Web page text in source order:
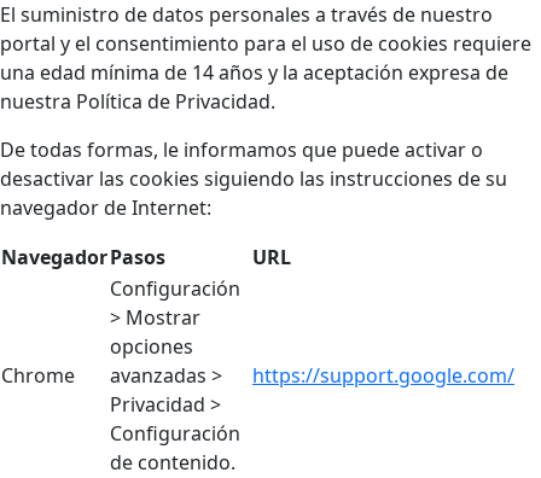
El suministro de datos personales a través de nuestro
portal y el consentimiento para el uso de cookies requiere
una edad mínima de 14 años y la aceptación expresa de
nuestra Política de Privacidad.
De todas formas, le informamos que puede activar o
desactivar las cookies siguiendo las instrucciones de su
navegador de Internet:
NavegadorPasos URL
Chrome
Configuración
> Mostrar
opciones
avanzadas >
Privacidad >
Configuración
de contenido.
https://support.google.com/